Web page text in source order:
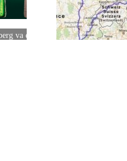
va développer une